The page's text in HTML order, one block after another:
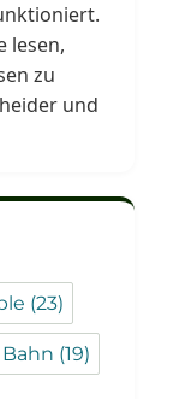
lesen,
zu
und
(23)
Bahn (19)